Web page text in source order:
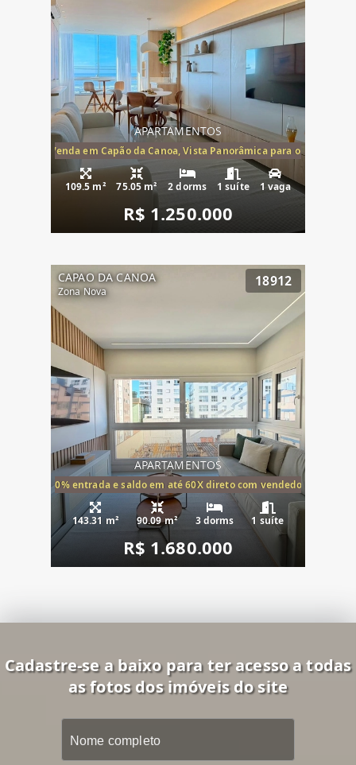
APARTAMENTOS
Mar à Venda em Capão da Canoa, Vista Panorâmica para o Mar, 2
109.5 m² 75.05 m² 2 dorms 1 suíte 1 vaga
R$ 1.250.000
CAPAO DA CANOA
Zona Nova
18912
APARTAMENTOS
20% entrada e saldo em até 60X direto com vendedor
143.31 m² 90.09 m² 3 dorms 1 suíte
R$ 1.680.000
Cadastre-se a baixo para ter acesso a todas
as fotos dos imóveis do site